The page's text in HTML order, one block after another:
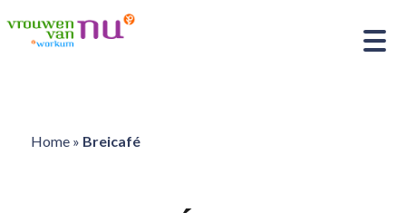
Home» Breicafé